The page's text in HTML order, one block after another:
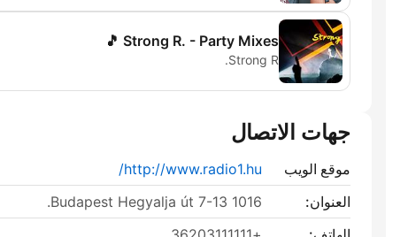
Strong R. - Party Mixes 🎵
Strong R.
جهات الاتصال
موقع الويب
http://www.radio1.hu/
العنوان:
1016 Budapest Hegyalja út 7-13.